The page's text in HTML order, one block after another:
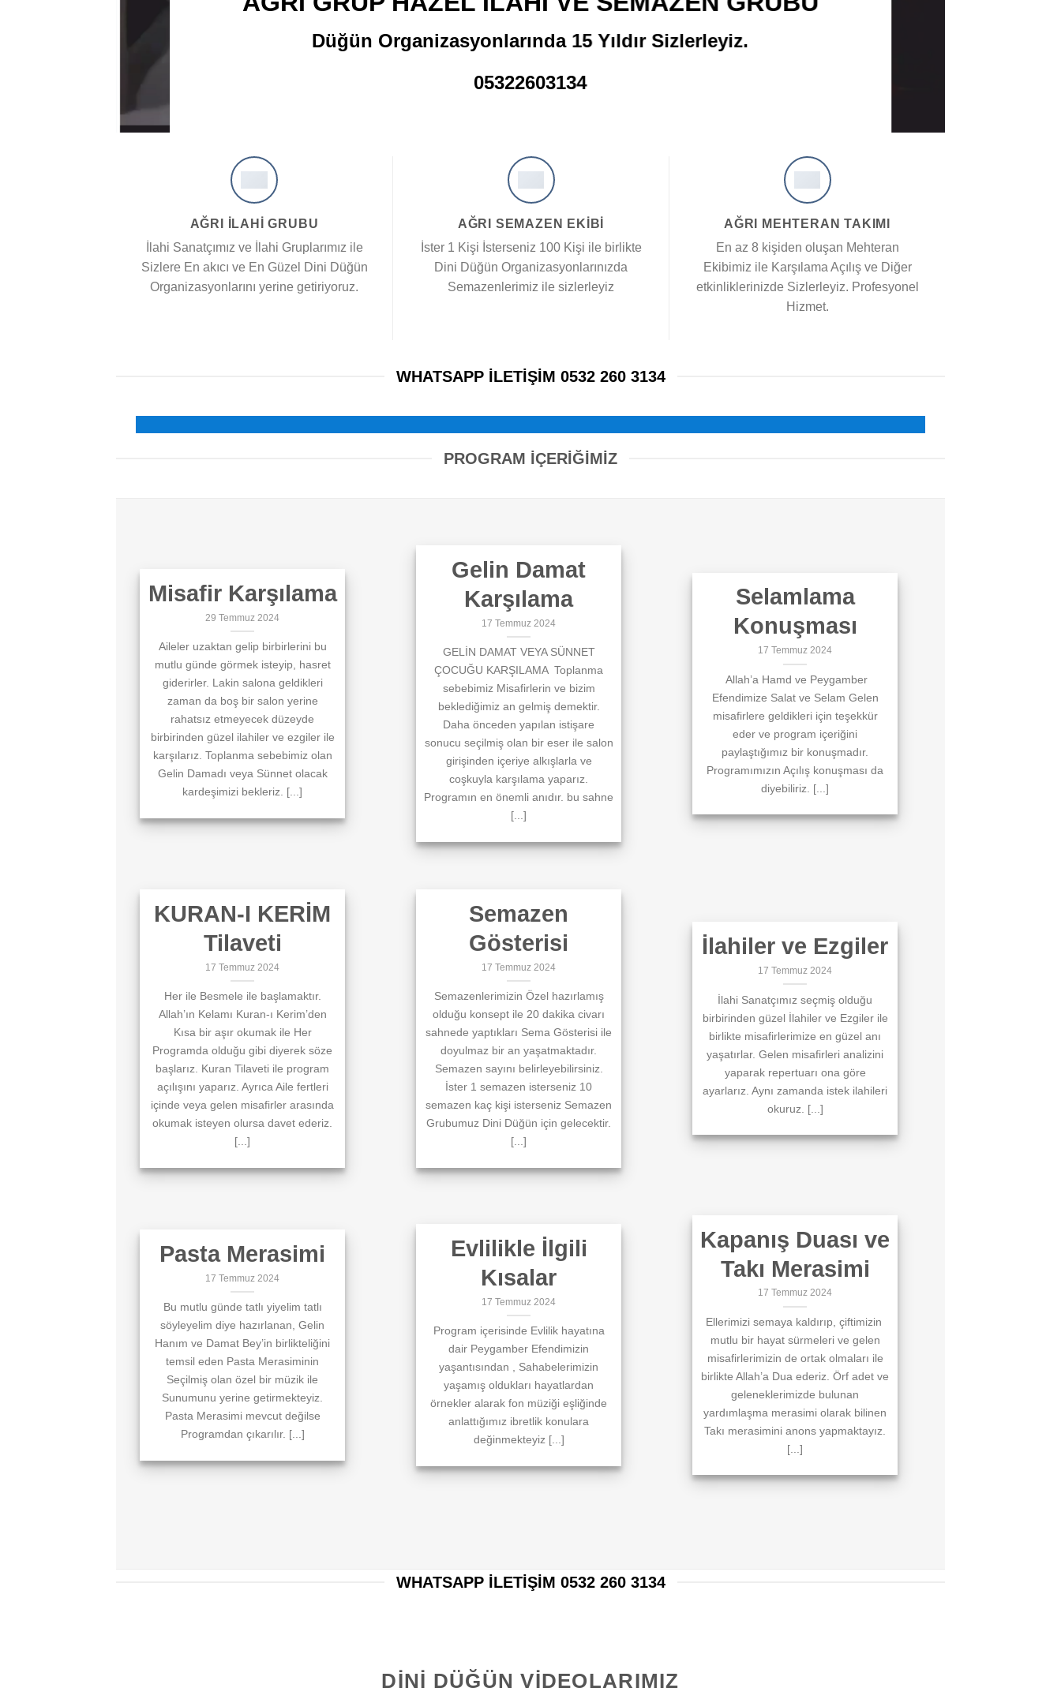
AĞRI İLAHİ GRUBU
İlahi Sanatçımız ve İlahi Gruplarımız ile
Sizlere En akıcı ve En Güzel Dini Düğün
Organizasyonlarını yerine getiriyoruz.
AĞRI SEMAZEN EKIBI
İster 1 Kişi İsterseniz 100 Kişi ile birlikte
Dini Düğün Organizasyonlarınızda
Semazenlerimiz ile sizlerleyiz
AĞRI MEHTERAN TAKIMI
En az 8 kişiden oluşan Mehteran
Ekibimiz ile Karşılama Açılış ve Diğer
etkinliklerinizde Sizlerleyiz. Profesyonel
Hizmet.
WHATSAPP ILETIŞIM 0532 260 3134
PROGRAM İÇERİĞİMİZ
Misafir Karşılama
29 Temmuz 2024
Aileler uzaktan gelip birbirlerini bu
mutlu günde görmek isteyip, hasret
giderirler. Lakin salona geldikleri
zaman da boş bir salon yerine
rahatsız etmeyecek düzeyde
birbirinden güzel ilahiler ve ezgiler ile
karşılarız. Toplanma sebebimiz olan
Gelin Damadı veya Sünnet olacak
kardeşimizi bekleriz. [...]
Gelin Damat
Karşılama
17 Temmuz 2024
GELİN DAMAT VEYA SÜNNET
ÇOCUĞU KARŞILAMA Toplanma
sebebimiz Misafirlerin ve bizim
beklediğimiz an gelmiş demektir.
Daha önceden yapılan istişare
sonucu seçilmiş olan bir eser ile salon
girişinden içeriye alkışlarla ve
coşkuyla karşılama yaparız.
Programın en önemli anıdır. bu sahne
[...]
Selamlama
Konuşması
17 Temmuz 2024
Allah’a Hamd ve Peygamber
Efendimize Salat ve Selam Gelen
misafirlere geldikleri için teşekkür
eder ve program içeriğini
paylaştığımız bir konuşmadır.
Programımızın Açılış konuşması da
diyebiliriz. [...]
KURAN-I KERİM
Tilaveti
17 Temmuz 2024
Her ile Besmele ile başlamaktır.
Allah’ın Kelamı Kuran-ı Kerim’den
Kısa bir aşır okumak ile Her
Programda olduğu gibi diyerek söze
başlarız. Kuran Tilaveti ile program
açılışını yaparız. Ayrıca Aile fertleri
içinde veya gelen misafirler arasında
okumak isteyen olursa davet ederiz.
[...]
Semazen
Gösterisi
17 Temmuz 2024
Semazenlerimizin Özel hazırlamış
olduğu konsept ile 20 dakika civarı
sahnede yaptıkları Sema Gösterisi ile
doyulmaz bir an yaşatmaktadır.
Semazen sayını belirleyebilirsiniz.
İster 1 semazen isterseniz 10
semazen kaç kişi isterseniz Semazen
Grubumuz Dini Düğün için gelecektir.
[...]
İlahiler ve Ezgiler
17 Temmuz 2024
İlahi Sanatçımız seçmiş olduğu
birbirinden güzel İlahiler ve Ezgiler ile
birlikte misafirlerimize en güzel anı
yaşatırlar. Gelen misafirleri analizini
yaparak repertuarı ona göre
ayarlarız. Aynı zamanda istek ilahileri
okuruz. [...]
Pasta Merasimi
17 Temmuz 2024
Bu mutlu günde tatlı yiyelim tatlı
söyleyelim diye hazırlanan, Gelin
Hanım ve Damat Bey’in birlikteliğini
temsil eden Pasta Merasiminin
Seçilmiş olan özel bir müzik ile
Sunumunu yerine getirmekteyiz.
Pasta Merasimi mevcut değilse
Programdan çıkarılır. [...]
Evlilikle İlgili
Kısalar
17 Temmuz 2024
Program içerisinde Evlilik hayatına
dair Peygamber Efendimizin
yaşantısından , Sahabelerimizin
yaşamış oldukları hayatlardan
örnekler alarak fon müziği eşliğinde
anlattığımız ibretlik konulara
değinmekteyiz [...]
Kapanış Duası ve
Takı Merasimi
17 Temmuz 2024
Ellerimizi semaya kaldırıp, çiftimizin
mutlu bir hayat sürmeleri ve gelen
misafirlerimizin de ortak olmaları ile
birlikte Allah’a Dua ederiz. Örf adet ve
geleneklerimizde bulunan
yardımlaşma merasimi olarak bilinen
Takı merasimini anons yapmaktayız.
[...]
WHATSAPP ILETIŞIM 0532 260 3134
DINI DÜĞÜN VIDEOLARIMIZ